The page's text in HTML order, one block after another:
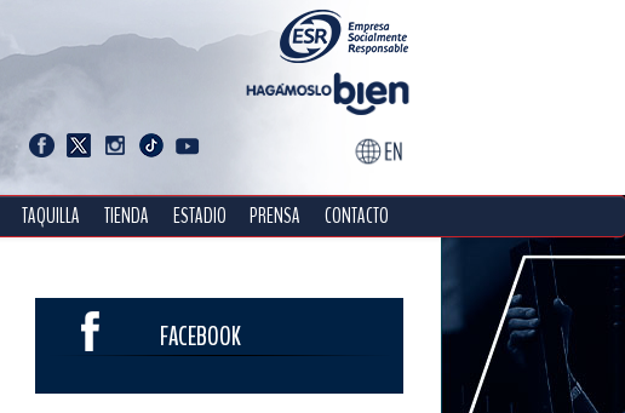
TAQUILLA TIENDA ESTADIO PRENSA CONTACTO
FACEBOOK